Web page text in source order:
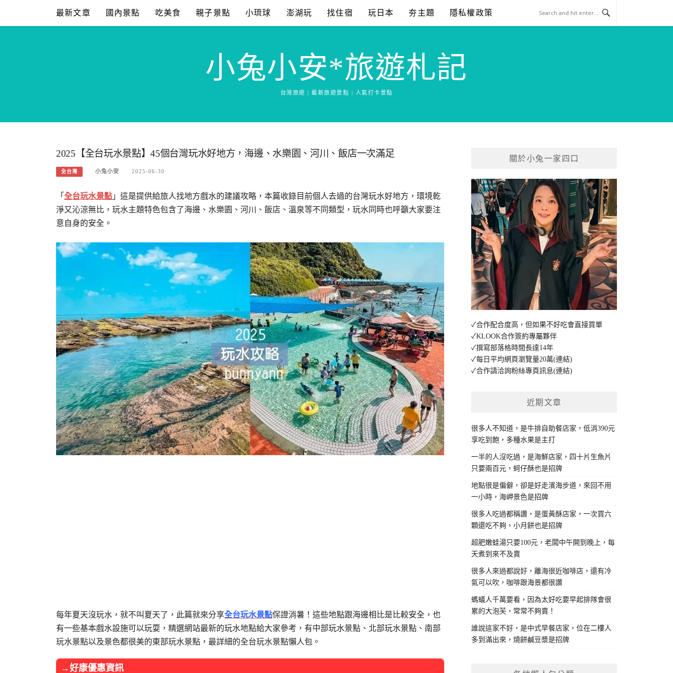
content
最新文章 國內景點 吃美食 親子景點 小琉球 澎湖玩 找住宿 玩日本 夯主題 隱私權政策
小兔小安*旅遊札記
台灣旅遊 | 最新旅遊景點 | 人氣打卡景點
2025【全台玩水景點】45個台灣玩水好地方，海邊、水樂園、河川、飯店一次滿足
全台灣 小兔小安 2025-06-30
「 全台玩水景點 」這是提供給旅人找地方戲水的建議攻略，本篇收錄目前個人去過的台灣玩水好地方，環境乾
淨又沁涼無比，玩水主題特色包含了海邊、水樂園、河川、飯店、溫泉等不同類型，玩水同時也呼籲大家要注
意自身的安全。
每年夏天沒玩水，就不叫夏天了，此篇就來分享全台玩水景點保證消暑！這些地點跟海邊相比是比較安全，也
有一些基本戲水設施可以玩耍，精選網站最新的玩水地點給大家參考，有中部玩水景點、北部玩水景點、南部
玩水景點以及景色都很美的東部玩水景點，最詳細的全台玩水景點懶人包。
→好康優惠資訊
關於小兔一家四口
✓合作配合度高，但如果不好吃會直接買單
✓KLOOK合作簽約專屬夥伴
✓撰寫部落格時間長達14年
✓每日平均網頁瀏覽量20萬(連結)
✓合作請洽詢粉絲專頁訊息(連結)
近期文章
很多人不知道，是牛排自助餐店家，低消390元
享吃到飽，多種水果是主打
一半的人沒吃過，是海鮮店家，四十片生魚片
只要兩百元，蚵仔酥也是招牌
地點很是偏僻，卻是好走濱海步道，來回不用
一小時，海岬景色是招牌
很多人吃過都稱讚，是蛋黃酥店家，一次買六
顆還吃不夠，小月餅也是招牌
超肥嫩蛙湯只要100元，老闆中午開到晚上，每
天煮到來不及賣
很多人來過都說好，離海很近咖啡店，還有冷
氣可以吹，咖啡跟海景都很讚
螞蟻人千萬要看，因為太好吃要早起排隊會很
累的大泡芙，常常不夠賣！
誰說這家不好，是中式早餐店家，位在二樓人
多到滿出來，燒餅鹹豆漿是招牌